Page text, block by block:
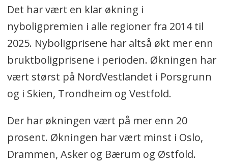
Det har vært en klar økning i
nyboligpremien i alle regioner fra 2014 til
2025. Nyboligprisene har altså økt mer enn
bruktboligprisene i perioden. Økningen har
vært størst på NordVestlandet i Porsgrunn
og i Skien, Trondheim og Vestfold.
Der har økningen vært på mer enn 20
prosent. Økningen har vært minst i Oslo,
Drammen, Asker og Bærum og Østfold.